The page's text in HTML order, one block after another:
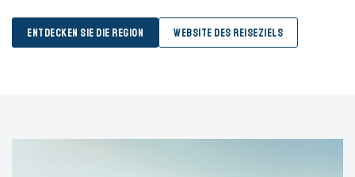
ENTDECKEN SIE DIE REGION WEBSITE DES REISEZIELS